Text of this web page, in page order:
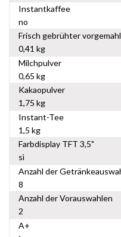
Instantkaffee
no
Frisch gebrühter
0,41 kg
Milchpulver
0,65 kg
Kakaopulver
1,75 kg
Instant-Tee
1,5 kg
Farbdisplay TFT 3,5"
sì
Anzahl der
8
Anzahl der Vorauswahlen
2
A+